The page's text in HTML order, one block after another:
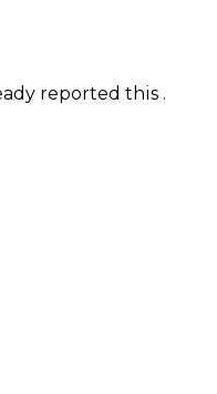
reported this .